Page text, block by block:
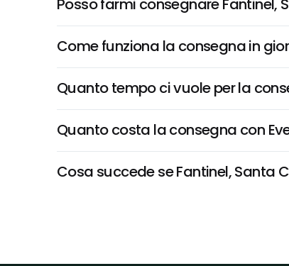
Posso farmi consegnare Fantinel,
Come funziona la consegna in
Quanto tempo ci vuole per la
Quanto costa la consegna con
Cosa succede se Fantinel, Santa